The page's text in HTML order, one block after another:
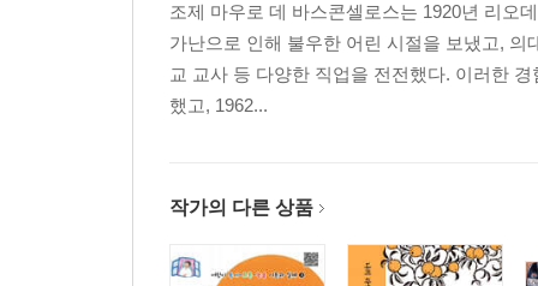
조제 마우로 데 바스콘셀로스는 1920년 리오
가난으로 인해 불우한 어린 시절을 보냈고,
교 교사 등 다양한 직업을 전전했다. 이러한
했고, 1962...
작가의 다른 상품